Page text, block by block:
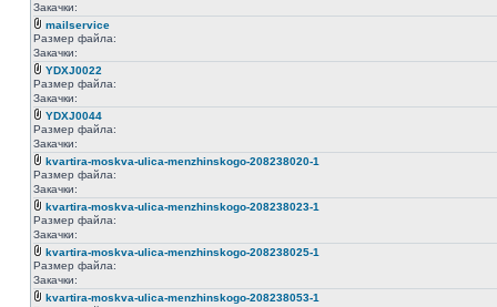
Закачки:
mailservice
Размер файла:
Закачки:
YDXJ0022
Размер файла:
Закачки:
YDXJ0044
Размер файла:
Закачки:
kvartira-moskva-ulica-menzhinskogo-208238020-1
Размер файла:
Закачки:
kvartira-moskva-ulica-menzhinskogo-208238023-1
Размер файла:
Закачки:
kvartira-moskva-ulica-menzhinskogo-208238025-1
Размер файла:
Закачки:
kvartira-moskva-ulica-menzhinskogo-208238053-1